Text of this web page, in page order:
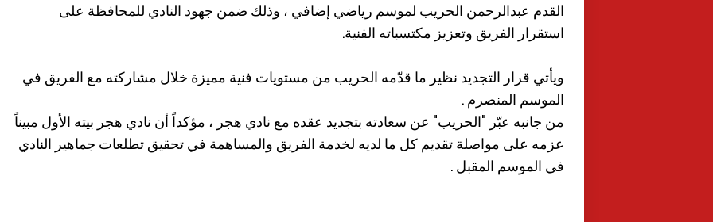
القدم عبدالرحمن الحريب لموسم رياضي إضافي ، وذلك ضمن جهود النادي للمحافظة على
استقرار الفريق وتعزيز مكتسباته الفنية.
ويأتي قرار التجديد نظير ما قدّمه الحريب من مستويات فنية مميزة خلال مشاركته مع الفريق في
الموسم المنصرم .
من جانبه عبّر "الحريب" عن سعادته بتجديد عقده مع نادي هجر ، مؤكداً أن نادي هجر بيته الأول مبيناً
عزمه على مواصلة تقديم كل ما لديه لخدمة الفريق والمساهمة في تحقيق تطلعات جماهير النادي
في الموسم المقبل .